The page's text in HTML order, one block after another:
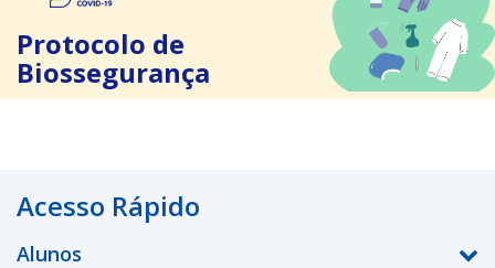
Protocolo de
Biossegurança
Acesso Rápido
Alunos